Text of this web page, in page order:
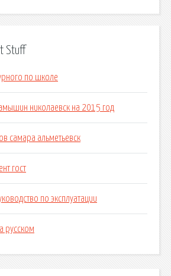
Stuff
по школе
николаевск на 2015 год
самара альметьевск
гост
по эксплуатации
русском